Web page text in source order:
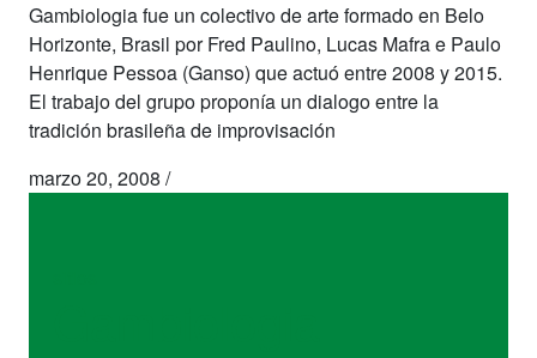
Gambiologia fue un colectivo de arte formado en Belo
Horizonte, Brasil por Fred Paulino, Lucas Mafra e Paulo
Henrique Pessoa (Ganso) que actuó entre 2008 y 2015.
El trabajo del grupo proponía un dialogo entre la
tradición brasileña de improvisación
marzo 20, 2008 /